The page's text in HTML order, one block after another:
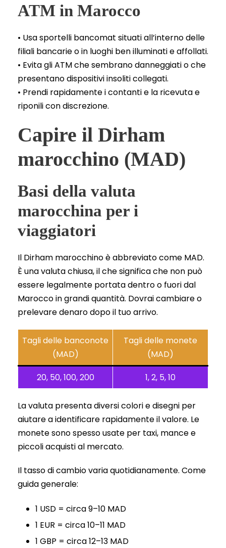
ATM in Marocco
• Usa sportelli bancomat situati all’interno delle
filiali bancarie o in luoghi ben illuminati e affollati.
• Evita gli ATM che sembrano danneggiati o che
presentano dispositivi insoliti collegati.
• Prendi rapidamente i contanti e la ricevuta e
riponili con discrezione.
Capire il Dirham
marocchino (MAD)
Basi della valuta
marocchina per i
viaggiatori
Il Dirham marocchino è abbreviato come MAD.
È una valuta chiusa, il che significa che non può
essere legalmente portata dentro o fuori dal
Marocco in grandi quantità. Dovrai cambiare o
prelevare denaro dopo il tuo arrivo.
Tagli delle banconote
(MAD)
Tagli delle monete
(MAD)
20, 50, 100, 200
1, 2, 5, 10
La valuta presenta diversi colori e disegni per
aiutare a identificare rapidamente il valore. Le
monete sono spesso usate per taxi, mance e
piccoli acquisti al mercato.
Il tasso di cambio varia quotidianamente. Come
guida generale:
1 USD = circa 9–10 MAD
1 EUR = circa 10–11 MAD
1 GBP = circa 12–13 MAD